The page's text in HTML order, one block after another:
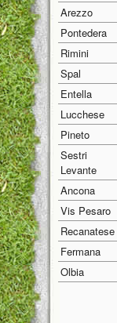
Arezzo
Pontedera
Rimini
Spal
Entella
Lucchese
Pineto
Sestri
Levante
Ancona
Vis Pesaro
Recanatese
Fermana
Olbia